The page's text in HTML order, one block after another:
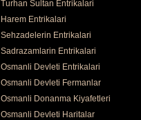
Turhan Sultan Entrikalari
Harem Entrikalari
Sehzadelerin Entrikalari
Sadrazamlarin Entrikalari
Osmanli Devleti Entrikalari
Osmanli Devleti Fermanlar
Osmanli Donanma Kiyafetleri
Osmanli Devleti Haritalar